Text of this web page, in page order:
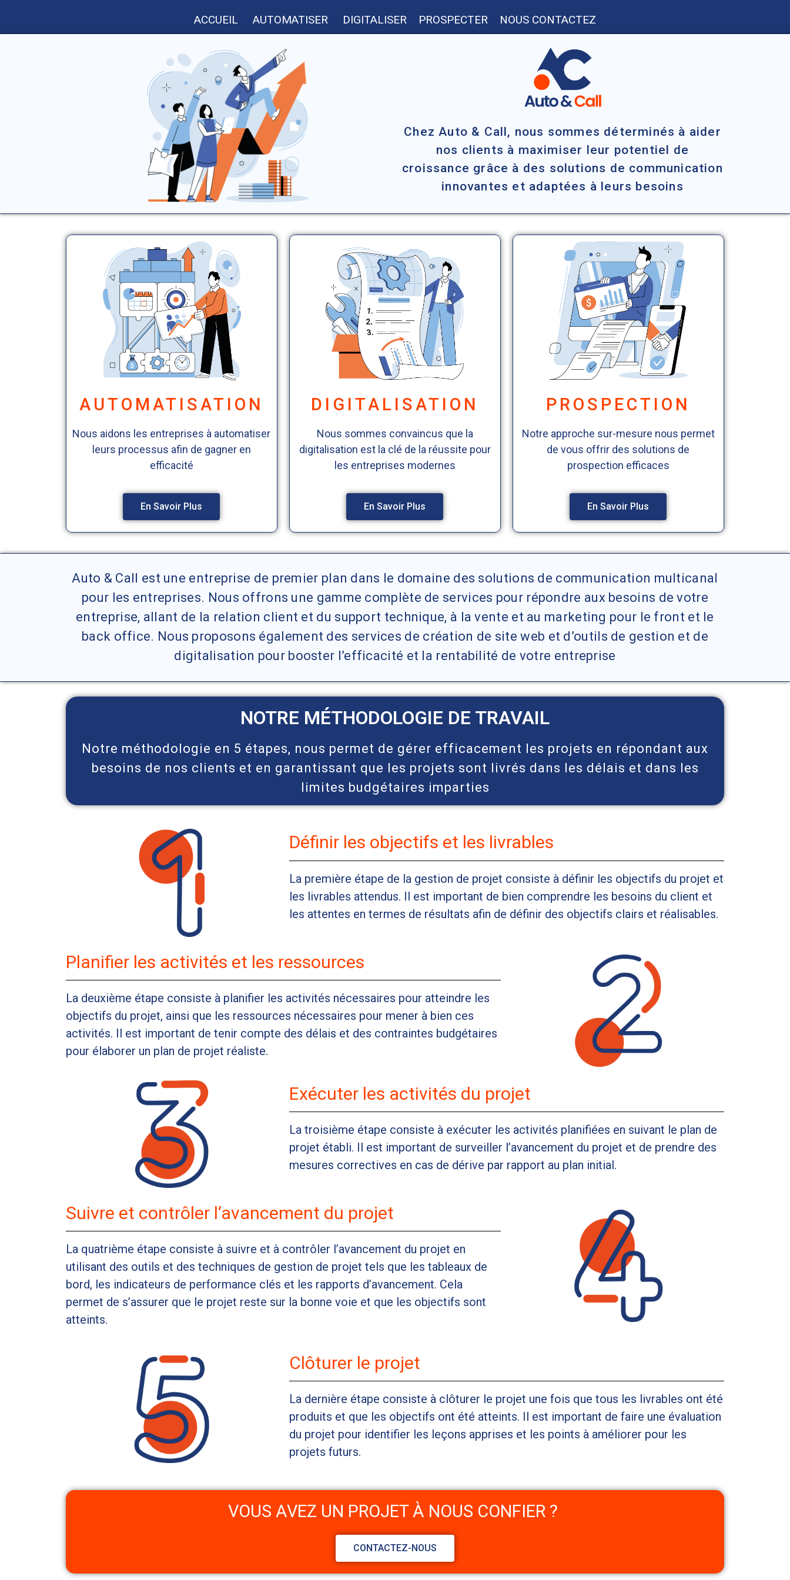
ACCUEIL AUTOMATISER DIGITALISER PROSPECTER NOUS CONTACTEZ
Chez Auto & Call, nous sommes déterminés à aider
nos clients à maximiser leur potentiel de
croissance grâce à des solutions de communication
innovantes et adaptées à leurs besoins
AUTOMATISATION
Nous aidons les entreprises à automatiser
leurs processus afin de gagner en
efficacité
En Savoir Plus
DIGITALISATION
Nous sommes convaincus que la
digitalisation est la clé de la réussite pour
les entreprises modernes
En Savoir Plus
PROSPECTION
Notre approche sur-mesure nous permet
de vous offrir des solutions de
prospection efficaces
En Savoir Plus
Auto & Call est une entreprise de premier plan dans le domaine des solutions de communication multicanal
pour les entreprises. Nous offrons une gamme complète de services pour répondre aux besoins de votre
entreprise, allant de la relation client et du support technique, à la vente et au marketing pour le front et le
back office. Nous proposons également des services de création de site web et d’outils de gestion et de
digitalisation pour booster l’efficacité et la rentabilité de votre entreprise
NOTRE MÉTHODOLOGIE DE TRAVAIL
Notre méthodologie en 5 étapes, nous permet de gérer efficacement les projets en répondant aux
besoins de nos clients et en garantissant que les projets sont livrés dans les délais et dans les
limites budgétaires imparties
Définir les objectifs et les livrables
La première étape de la gestion de projet consiste à définir les objectifs du projet et
les livrables attendus. Il est important de bien comprendre les besoins du client et
les attentes en termes de résultats afin de définir des objectifs clairs et réalisables.
Planifier les activités et les ressources
La deuxième étape consiste à planifier les activités nécessaires pour atteindre les
objectifs du projet, ainsi que les ressources nécessaires pour mener à bien ces
activités. Il est important de tenir compte des délais et des contraintes budgétaires
pour élaborer un plan de projet réaliste.
Exécuter les activités du projet
La troisième étape consiste à exécuter les activités planifiées en suivant le plan de
projet établi. Il est important de surveiller l’avancement du projet et de prendre des
mesures correctives en cas de dérive par rapport au plan initial.
Suivre et contrôler l’avancement du projet
La quatrième étape consiste à suivre et à contrôler l’avancement du projet en
utilisant des outils et des techniques de gestion de projet tels que les tableaux de
bord, les indicateurs de performance clés et les rapports d’avancement. Cela
permet de s’assurer que le projet reste sur la bonne voie et que les objectifs sont
atteints.
Clôturer le projet
La dernière étape consiste à clôturer le projet une fois que tous les livrables ont été
produits et que les objectifs ont été atteints. Il est important de faire une évaluation
du projet pour identifier les leçons apprises et les points à améliorer pour les
projets futurs.
VOUS AVEZ UN PROJET À NOUS CONFIER ?
CONTACTEZ-NOUS